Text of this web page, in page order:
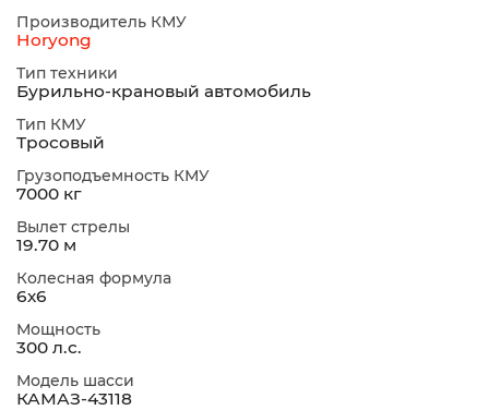
Производитель КМУ
Horyong
Тип техники
Бурильно-крановый автомобиль
Тип КМУ
Тросовый
Грузоподъемность КМУ
7000 кг
Вылет стрелы
19.70 м
Колесная формула
6х6
Мощность
300 л.с.
Модель шасси
КАМАЗ-43118